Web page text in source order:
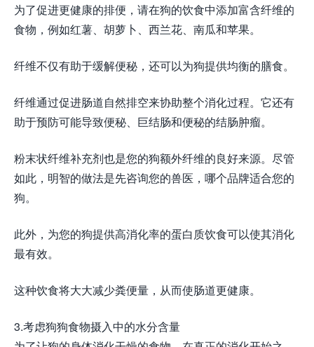
为了促进更健康的排便，请在狗的饮食中添加富含纤维的
食物，例如红薯、胡萝卜、西兰花、南瓜和苹果。
纤维不仅有助于缓解便秘，还可以为狗提供均衡的膳食。
纤维通过促进肠道自然排空来协助整个消化过程。它还有
助于预防可能导致便秘、巨结肠和便秘的结肠肿瘤。
粉末状纤维补充剂也是您的狗额外纤维的良好来源。尽管
如此，明智的做法是先咨询您的兽医，哪个品牌适合您的
狗。
此外，为您的狗提供高消化率的蛋白质饮食可以使其消化
最有效。
这种饮食将大大减少粪便量，从而使肠道更健康。
3.考虑狗狗食物摄入中的水分含量